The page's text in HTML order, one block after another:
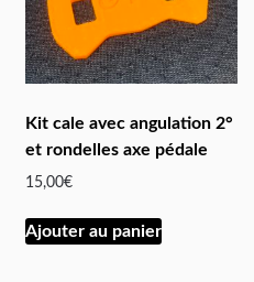
Kit cale avec angulation 2°
et rondelles axe pédale
15,00€
Ajouter au panier